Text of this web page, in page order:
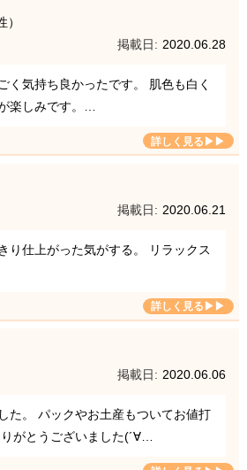
2020.06.28
く気持ち良かったです。 肌色も白く
楽しみです。…
2020.06.21
り仕上がった気がする。 リラックス
2020.06.06
た。 パックやお土産もついてお値打
がとうございました(´∀…